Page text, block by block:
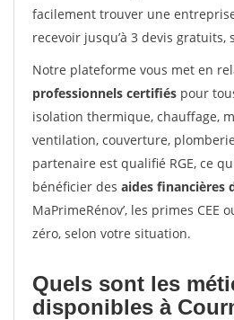
facilement trouver une
recevoir jusqu’à 3 devis gratuits,
Notre plateforme vous met en
professionnels certifiés pour
isolation thermique, chauffage,
ventilation, couverture,
partenaire est qualifié RGE, ce
bénéficier des aides financières
MaPrimeRénov’, les primes CEE
zéro, selon votre situation.
Quels sont les
disponibles à